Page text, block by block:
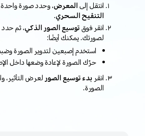
انتقل إلىالمعرض، وحدد صورة
التنقيح السحري.
انقر فوقتوسيع الصور الذكي، ثم حدد
لصورتك. يمكنك أيضًا:
استخدم إصبعين لتدوير الصورة
حرّك الصورة لإعادة وضعها داخل
انقربدء توسيع الصورلعرض التأثير،
الصورة.